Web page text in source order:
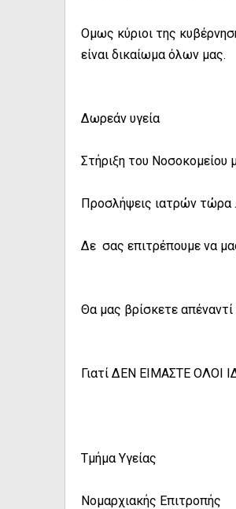
Ομως κύριοι της
είναι δικαίωμα όλων μας.
Δωρεάν υγεία
Στήριξη του Νοσοκομείου
Προσλήψεις ιατρών τώρα .
Δε σας επιτρέπουμε να
Θα μας βρίσκετε
Γιατί ΔΕΝ ΕΙΜΑΣΤΕ ΟΛΟΙ
Τμήμα Υγείας
Νομαρχιακής Επιτροπής